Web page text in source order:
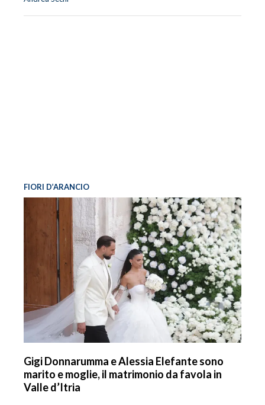
FIORI D’ARANCIO
Gigi Donnarumma e Alessia Elefante sono
marito e moglie, il matrimonio da favola in
Valle d’Itria